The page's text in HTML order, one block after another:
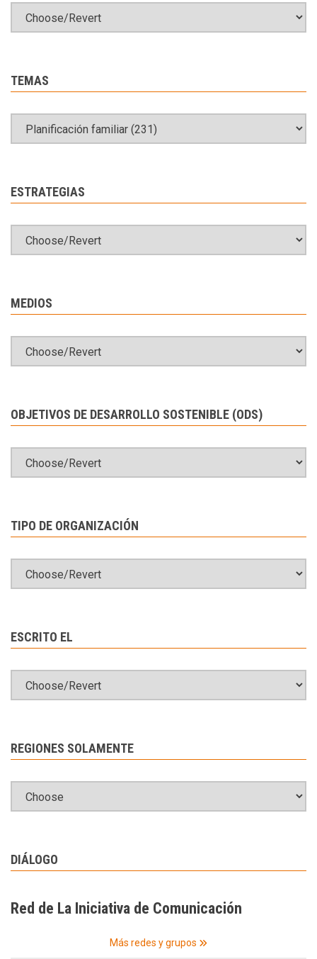
TEMAS
ESTRATEGIAS
MEDIOS
OBJETIVOS DE DESARROLLO SOSTENIBLE (ODS)
TIPO DE ORGANIZACIÓN
ESCRITO EL
REGIONES SOLAMENTE
DIÁLOGO
Red de La Iniciativa de Comunicación
Más redes y grupos